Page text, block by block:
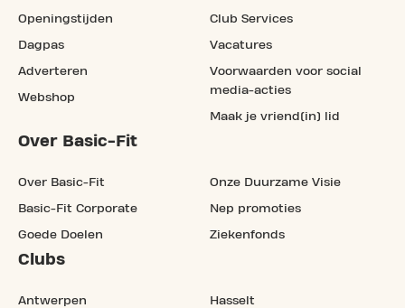
Openingstijden
Dagpas
Adverteren
Webshop
Club Services
Vacatures
Voorwaarden voor social
media-acties
Maak je vriend(in) lid
Over Basic-Fit
Over Basic-Fit
Basic-Fit Corporate
Goede Doelen
Onze Duurzame Visie
Nep promoties
Ziekenfonds
Clubs
Antwerpen Hasselt